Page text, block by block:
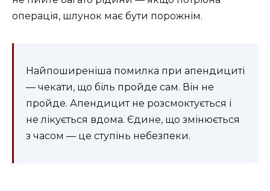
операція, шлунок має бути порожнім.
Найпоширеніша помилка при апендициті
— чекати, що біль пройде сам. Він не
пройде. Апендицит не розсмоктується і
не лікується вдома. Єдине, що змінюється
з часом — це ступінь небезпеки.